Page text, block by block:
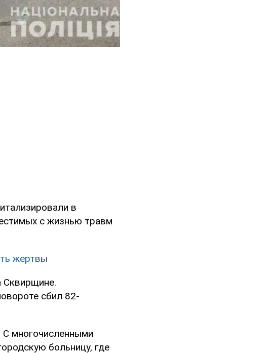
в
с жизнью травм
жертвы
Сквирщине.
сбил 82-
С многочисленными
больницу, где